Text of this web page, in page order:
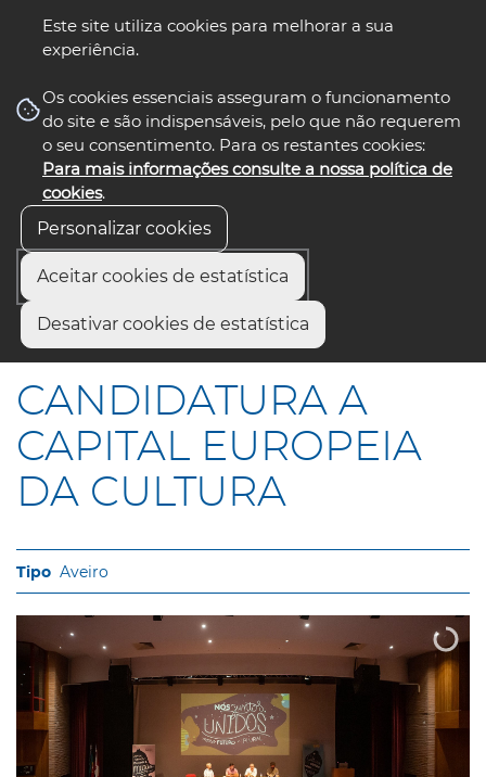
Este site utiliza cookies para melhorar a sua
experiência.
Os cookies essenciais asseguram o funcionamento
do site e são indispensáveis, pelo que não requerem
o seu consentimento. Para os restantes cookies:
Para mais informações consulte a nossa política de
cookies.
Personalizar cookies
Aceitar cookies de estatística
Desativar cookies de estatística
nos select language
Início
CANDIDATURA A CAPITAL EUROPEIA DA CULTURA
CANDIDATURA A
CAPITAL EUROPEIA
DA CULTURA
Aveiro